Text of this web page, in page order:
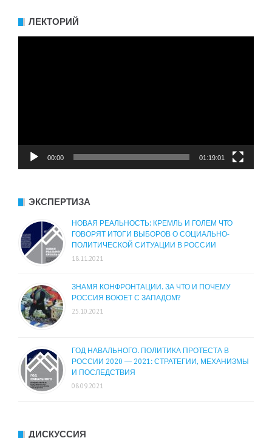
ЛЕКТОРИЙ
00:00 01:19:01
ЭКСПЕРТИЗА
НОВАЯ РЕАЛЬНОСТЬ: КРЕМЛЬ И ГОЛЕМ ЧТО
ГОВОРЯТ ИТОГИ ВЫБОРОВ О СОЦИАЛЬНО-
ПОЛИТИЧЕСКОЙ СИТУАЦИИ В РОССИИ
18.11.2021
ЗНАМЯ КОНФРОНТАЦИИ. ЗА ЧТО И ПОЧЕМУ
РОССИЯ ВОЮЕТ С ЗАПАДОМ?
25.10.2021
ГОД НАВАЛЬНОГО. ПОЛИТИКА ПРОТЕСТА В
РОССИИ 2020 — 2021: СТРАТЕГИИ, МЕХАНИЗМЫ
И ПОСЛЕДСТВИЯ
08.09.2021
ДИСКУССИЯ